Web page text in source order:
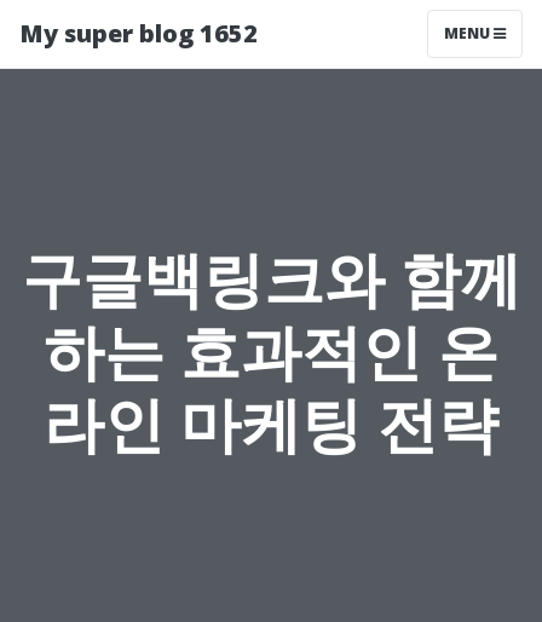
My super blog 1652 MENU
구글백링크와 함께
하는 효과적인 온
라인 마케팅 전략